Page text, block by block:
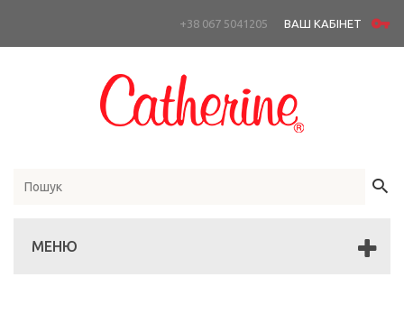
+38 067 5041205 ВАШ КАБІНЕТ
МЕНЮ